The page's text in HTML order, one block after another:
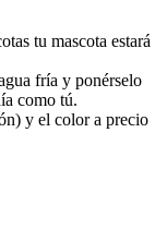
tu mascota estará
fría y ponérselo
como tú.
y el color a precio